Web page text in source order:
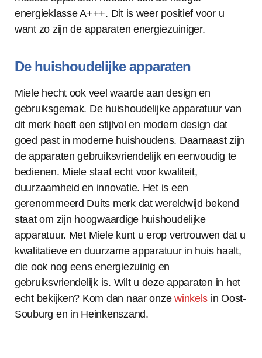
energieklasse A+++. Dit is weer positief voor u
want zo zijn de apparaten energiezuiniger.
De huishoudelijke apparaten
Miele hecht ook veel waarde aan design en
gebruiksgemak. De huishoudelijke apparatuur van
dit merk heeft een stijlvol en modern design dat
goed past in moderne huishoudens. Daarnaast zijn
de apparaten gebruiksvriendelijk en eenvoudig te
bedienen. Miele staat echt voor kwaliteit,
duurzaamheid en innovatie. Het is een
gerenommeerd Duits merk dat wereldwijd bekend
staat om zijn hoogwaardige huishoudelijke
apparatuur. Met Miele kunt u erop vertrouwen dat u
kwalitatieve en duurzame apparatuur in huis haalt,
die ook nog eens energiezuinig en
gebruiksvriendelijk is. Wilt u deze apparaten in het
echt bekijken? Kom dan naar onzewinkels in Oost-
Souburg en in Heinkenszand.